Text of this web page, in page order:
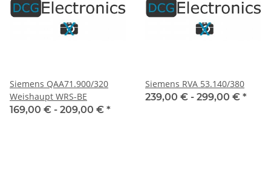
Siemens QAA71.900/320
Weishaupt WRS-BE
169,00 € - 209,00 € *
Siemens RVA 53.140/380
239,00 € - 299,00 € *